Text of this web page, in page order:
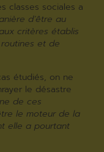
classes sociales a
d’être au
critères établis
et de
étudiés, on ne
le désastre
de ces
le moteur de la
elle a pourtant